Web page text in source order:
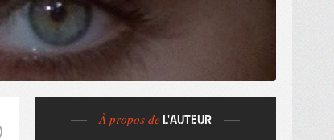
À propos de L'AUTEUR